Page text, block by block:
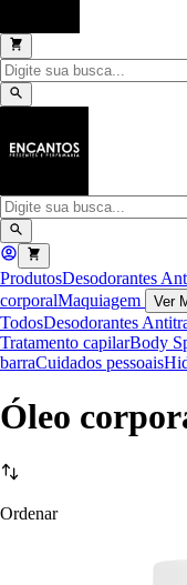
ProdutosDesodorantes
corporalMaquiagem Ver
TodosDesodorantes
Tratamento capilarBody
barraCuidados pessoais
Óleo
Ordenar